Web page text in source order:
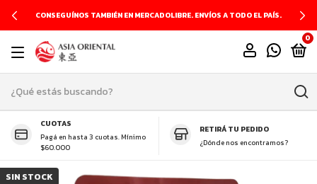
CONSEGUÍNOS TAMBIÉN EN MERCADOLIBRE. ENVÍOS A TODO EL PAÍS.
0
CUOTAS
Pagá en hasta 3 cuotas. Mínimo
$60.000
RETIRÁ TU PEDIDO
¿Dónde nos encontramos?
SIN STOCK